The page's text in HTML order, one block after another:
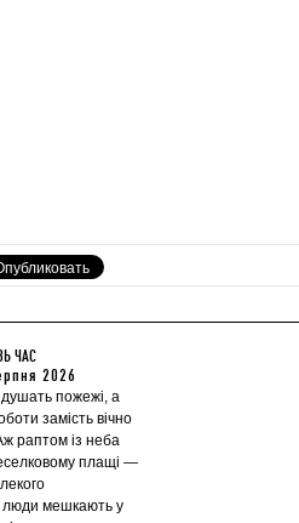
ЧАС
2026
пожежі, а
замість вічно
раптом із неба
плащі —
мешкають у